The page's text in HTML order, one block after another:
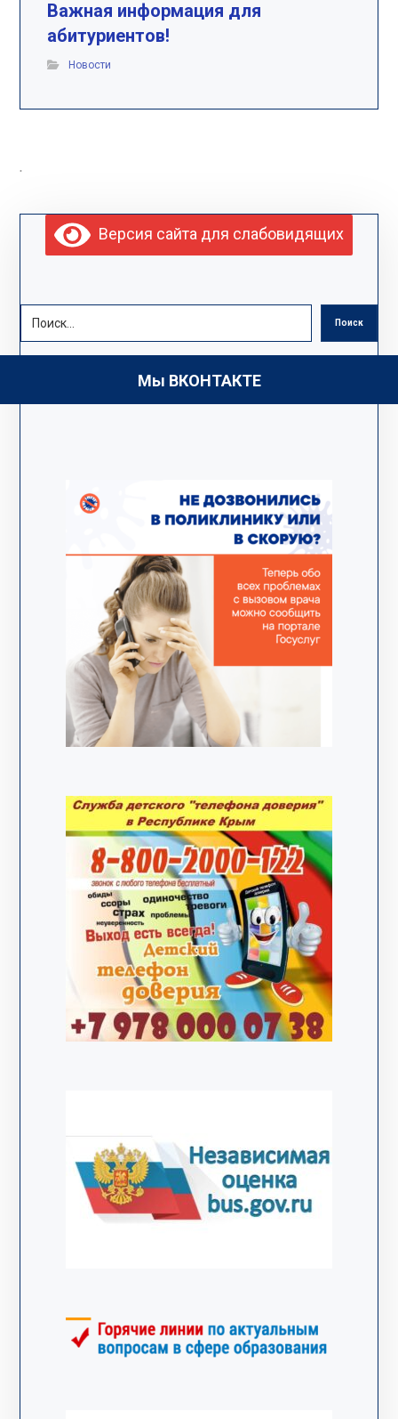
Важная информация для
абитуриентов!
Новости
.
Версия сайта для слабовидящих
Поиск
Мы ВКОНТАКТЕ